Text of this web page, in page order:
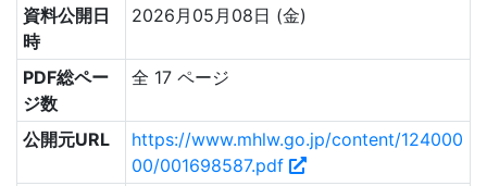
資料公開日
時
2026月05月08日 (金)
PDF総ペー
ジ数
全 17 ページ
公開元URL
https://www.mhlw.go.jp/content/124000
00/001698587.pdf